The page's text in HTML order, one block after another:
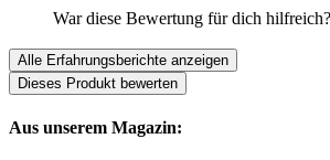
War diese Bewertung für dich hilfreich?
Alle Erfahrungsberichte anzeigen
Dieses Produkt bewerten
Aus unserem Magazin: